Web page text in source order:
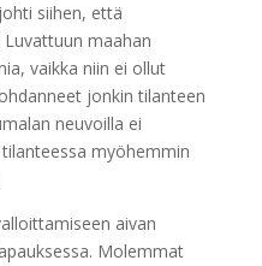
siihen, että
maahan
vaikka niin ei ollut
jonkin tilanteen
neuvoilla ei
myöhemmin
aivan
Molemmat